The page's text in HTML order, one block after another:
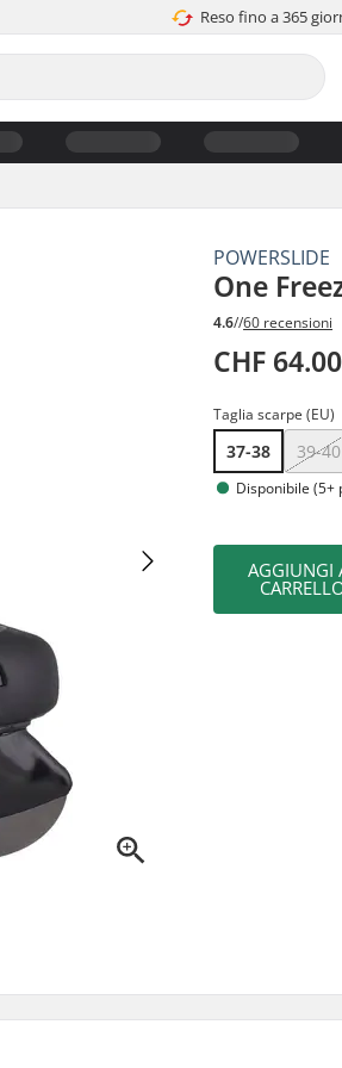
Reso fino a 365
POWERSLIDE
One
4.6//60 recensioni
CHF 64.00
Taglia scarpe (EU)
37-38 39-40
Disponibile (5+
AGGIUNGI